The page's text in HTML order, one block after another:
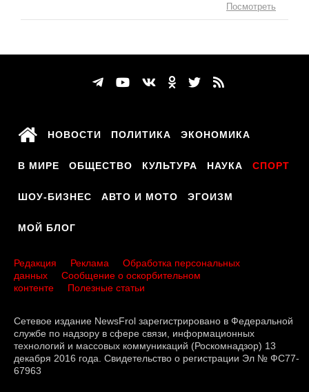
Посмотреть
НОВОСТИ ПОЛИТИКА ЭКОНОМИКА
В МИРЕ ОБЩЕСТВО КУЛЬТУРА НАУКА СПОРТ
ШОУ-БИЗНЕС АВТО И МОТО ЭГОИЗМ
МОЙ БЛОГ
Редакция Реклама
Обработка персональных
данных
Сообщение о оскорбительном
контенте
Полезные статьи
Сетевое издание NewsFrol зарегистрировано в Федеральной
службе по надзору в сфере связи, информационных
технологий и массовых коммуникаций (Роскомнадзор) 13
декабря 2016 года. Свидетельство о регистрации Эл № ФС77-
67963